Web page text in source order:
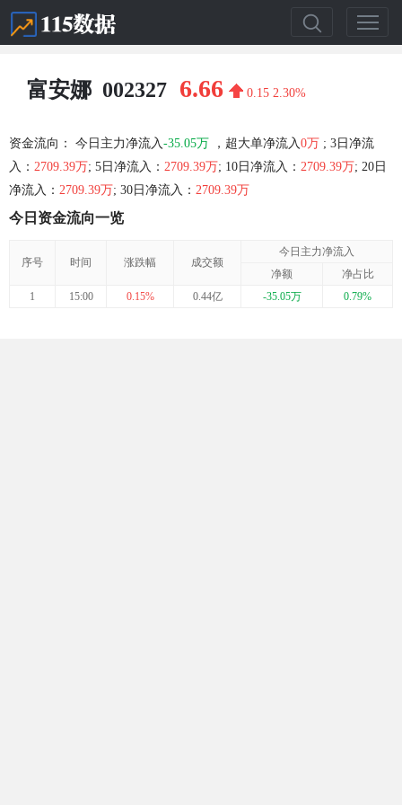
富安娜 002327 6.66 0.15 2.30%
资金流向： 今日主力净流入-35.05万 ，超大单净流入0万 ; 3日净流
入： 2709.39万; 5日净流入： 2709.39万; 10日净流入： 2709.39万; 20日
净流入： 2709.39万; 30日净流入： 2709.39万
今日资金流向一览
序号 时间 涨跌幅 成交额
今日主力净流入
净额
净占比
1
15:00 0.15% 0.44亿 -35.05万 0.79%